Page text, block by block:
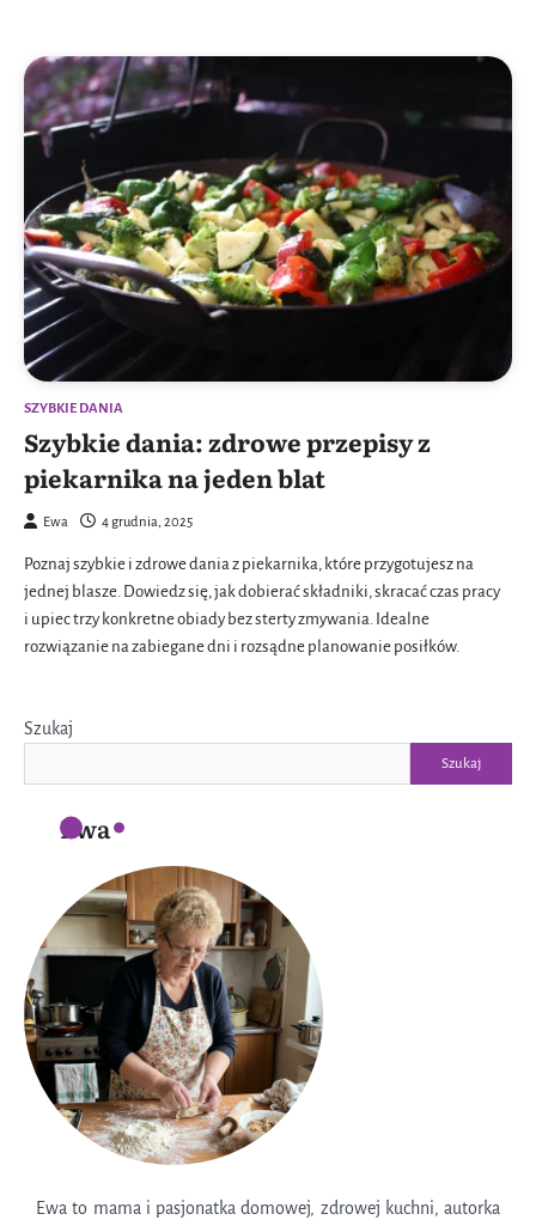
SZYBKIE DANIA
Szybkie dania: zdrowe przepisy z
piekarnika na jeden blat
Ewa 4 grudnia, 2025
Poznaj szybkie i zdrowe dania z piekarnika, które przygotujesz na
jednej blasze. Dowiedz się, jak dobierać składniki, skracać czas pracy
i upiec trzy konkretne obiady bez sterty zmywania. Idealne
rozwiązanie na zabiegane dni i rozsądne planowanie posiłków.
Szukaj
Szukaj
Ewa
Ewa to mama i pasjonatka domowej, zdrowej kuchni, autorka